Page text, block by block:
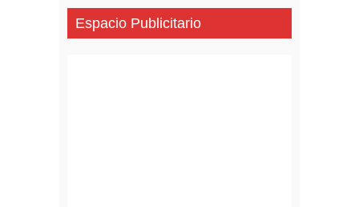
Espacio Publicitario